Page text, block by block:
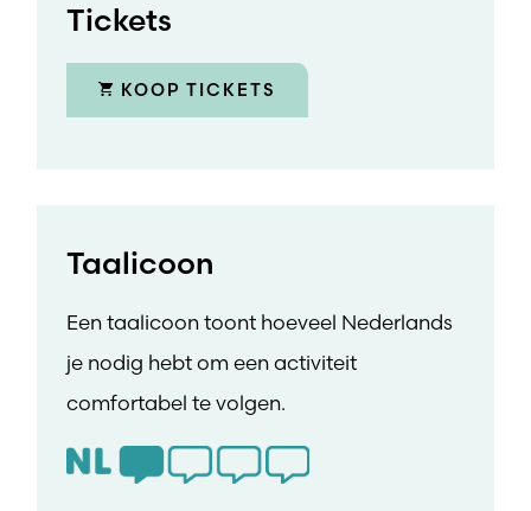
Tickets
KOOP TICKETS
Taalicoon
Een taalicoon toont hoeveel Nederlands
je nodig hebt om een activiteit
comfortabel te volgen.